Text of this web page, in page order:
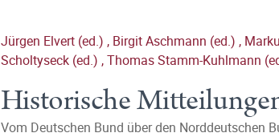
Jürgen Elvert (ed.) , Birgit Aschmann (ed.) ,
Scholtyseck (ed.) ,Thomas Stamm-Kuhlmann
Historische
Vom Deutschen Bund über den Norddeutschen